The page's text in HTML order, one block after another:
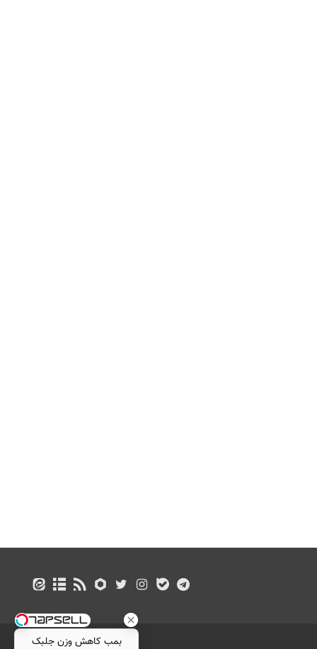
بمب کاهش وزن جلبک